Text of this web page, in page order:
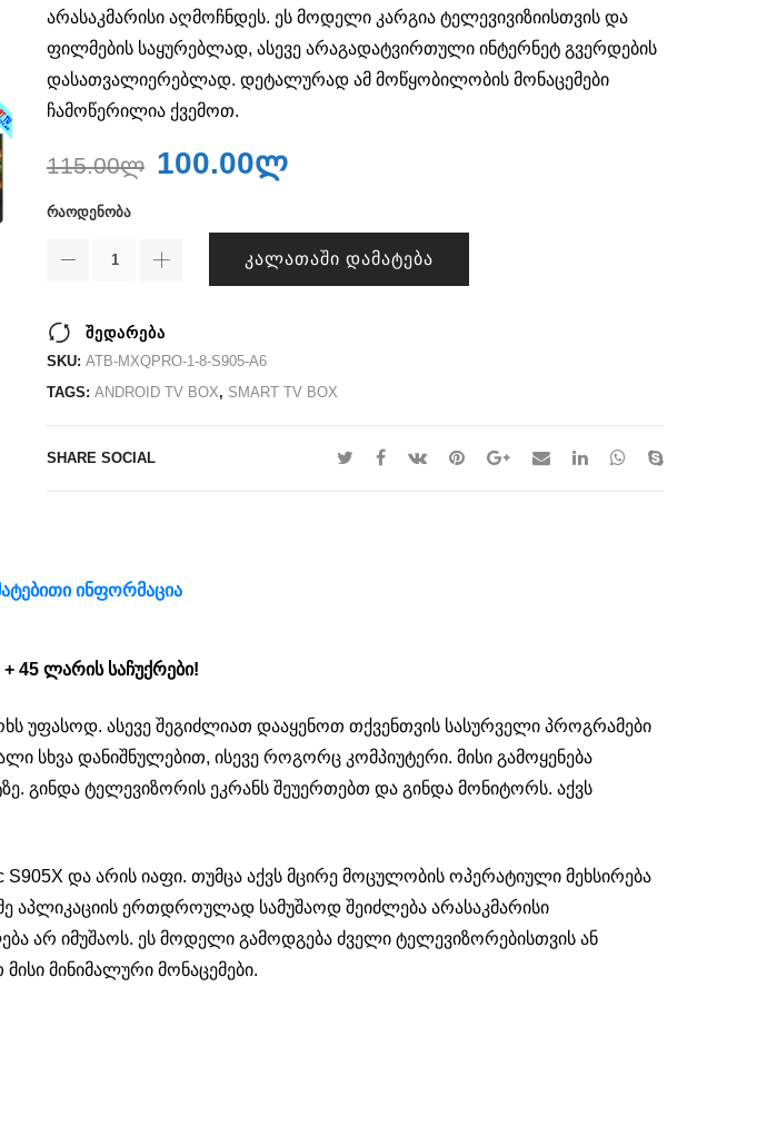
არასაკმარისი აღმოჩნდეს. ეს მოდელი კარგია ტელევივიზიისთვის და
ფილმების საყურებლად, ასევე არაგადატვირთული ინტერნეტ გვერდების
დასათვალიერებლად. დეტალურად ამ მოწყობილობის მონაცემები
ჩამოწერილია ქვემოთ.
115.00ლ 100.00ლ
ᲠᲐᲝᲓᲔᲜᲝᲑᲐ
ᲙᲐᲚᲐᲗᲐᲨᲘ ᲓᲐᲛᲐᲢᲔᲑᲐ
შედარება
SKU: ATB-MXQPRO-1-8-S905-A6
TAGS: ANDROID TV BOX, SMART TV BOX
SHARE SOCIAL
ᲘᲜᲤᲝᲠᲛᲐᲪᲘᲐ
45 ლარის საჩუქრები!
უფასოდ. ასევე შეგიძლიათ დააყენოთ თქვენთვის სასურველი პროგრამები
სხვა დანიშნულებით, ისევე როგორც კომპიუტერი. მისი გამოყენება
გინდა ტელევიზორის ეკრანს შეუერთებთ და გინდა მონიტორს. აქვს
და არის იაფი. თუმცა აქვს მცირე მოცულობის ოპერატიული მეხსირება
აპლიკაციის ერთდროულად სამუშაოდ შეიძლება არასაკმარისი
არ იმუშაოს. ეს მოდელი გამოდგება ძველი ტელევიზორებისთვის ან
მინიმალური მონაცემები.